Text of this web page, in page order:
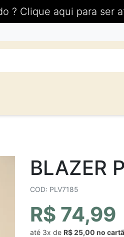
? Clique aqui para ser
BLAZER
COD: PLV7185
R$ 74,99
até 3x de R$ 25,00